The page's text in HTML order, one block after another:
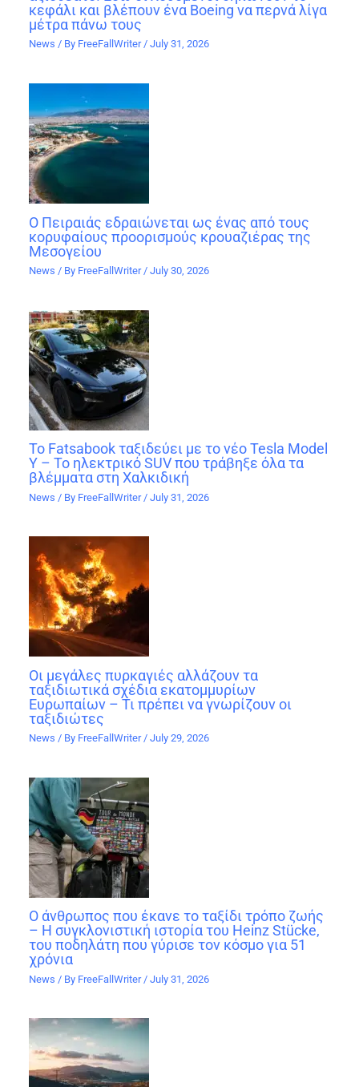
κεφάλι και βλέπουν ένα Boeing να περνά λίγα
μέτρα πάνω τους
News / By FreeFallWriter/July 31, 2026
Ο Πειραιάς εδραιώνεται ως ένας από τους
κορυφαίους προορισμούς κρουαζιέρας της
Μεσογείου
News / By FreeFallWriter /July 30, 2026
Το Fatsabook ταξιδεύει με το νέο Tesla Model
Y – Το ηλεκτρικό SUV που τράβηξε όλα τα
βλέμματα στη Χαλκιδική
News / By FreeFallWriter /July 31, 2026
Οι μεγάλες πυρκαγιές αλλάζουν τα
ταξιδιωτικά σχέδια εκατομμυρίων
Ευρωπαίων – Τι πρέπει να γνωρίζουν οι
ταξιδιώτες
News / By FreeFallWriter/July 29, 2026
Ο άνθρωπος που έκανε το ταξίδι τρόπο ζωής
– Η συγκλονιστική ιστορία του Heinz Stücke,
του ποδηλάτη που γύρισε τον κόσμο για 51
χρόνια
News / By FreeFallWriter /July 31, 2026